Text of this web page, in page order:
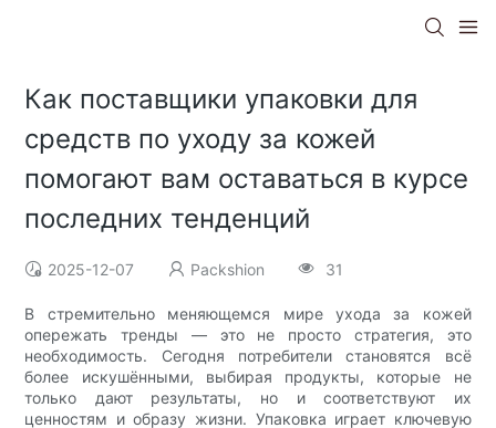
Как поставщики упаковки для
средств по уходу за кожей
помогают вам оставаться в курсе
последних тенденций
2025-12-07 Packshion 31
В стремительно меняющемся мире ухода за кожей
опережать тренды — это не просто стратегия, это
необходимость. Сегодня потребители становятся всё
более искушёнными, выбирая продукты, которые не
только дают результаты, но и соответствуют их
ценностям и образу жизни. Упаковка играет ключевую